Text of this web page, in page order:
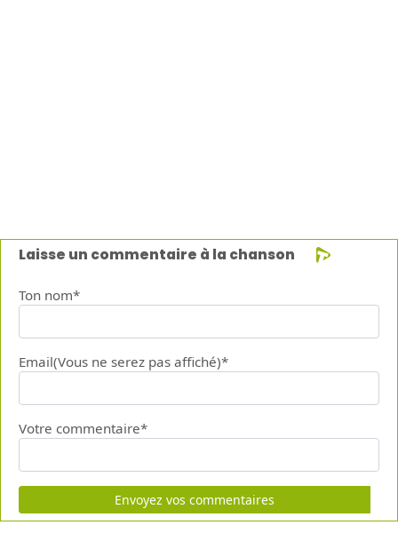
Laisse un commentaire à la chanson
Ton nom*
Email(Vous ne serez pas affiché)*
Votre commentaire*
Envoyez vos commentaires